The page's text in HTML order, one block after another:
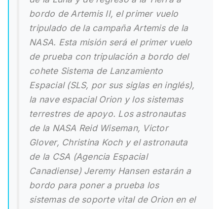
bordo de Artemis II, el primer vuelo
tripulado de la campaña Artemis de la
NASA. Esta misión será el primer vuelo
de prueba con tripulación a bordo del
cohete Sistema de Lanzamiento
Espacial (SLS, por sus siglas en inglés),
la nave espacial Orion y los sistemas
terrestres de apoyo. Los astronautas
de la NASA Reid Wiseman, Victor
Glover, Christina Koch y el astronauta
de la CSA (Agencia Espacial
Canadiense) Jeremy Hansen estarán a
bordo para poner a prueba los
sistemas de soporte vital de Orion en el